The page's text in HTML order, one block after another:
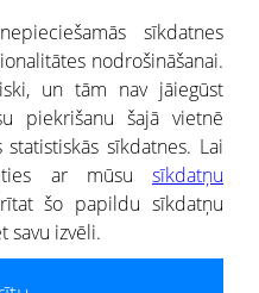
koks
atlase
uzņēmumiem
sīkdatnes
nodrošināšanai.
un tām nav jāiegūst
piekrišanu šajā vietnē
sīkdatnes. Lai
ar mūsu sīkdatņu
šo papildu sīkdatņu
savu izvēli.